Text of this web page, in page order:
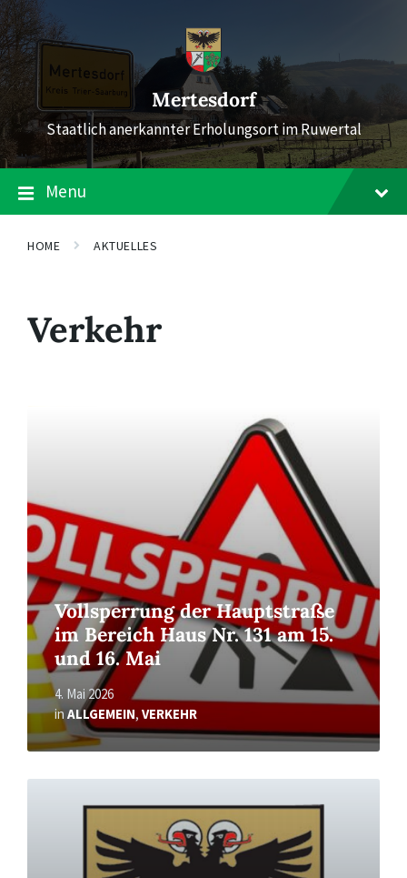
Skip
to
content
Skip
to
main
navigation
Skip
to
footer
Mertesdorf
Staatlich anerkannter Erholungsort im Ruwertal
Menu
HOME AKTUELLES
Verkehr
Vollsperrung der Hauptstraße
im Bereich Haus Nr. 131 am 15.
und 16. Mai
4. Mai 2026
inALLGEMEIN, VERKEHR
Read